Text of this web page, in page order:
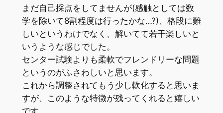
まだ自己採点をしてませんが(感触としては数
学を除いて8割程度は行ったかな…?)、格段に難
しいというわけでなく、解いてて若干楽しいと
いうような感じでした。
センター試験よりも柔軟でフレンドリーな問題
というのがふさわしいと思います。
これから調整されてもう少し軟化すると思いま
すが、このような特徴が残ってくれると嬉しい